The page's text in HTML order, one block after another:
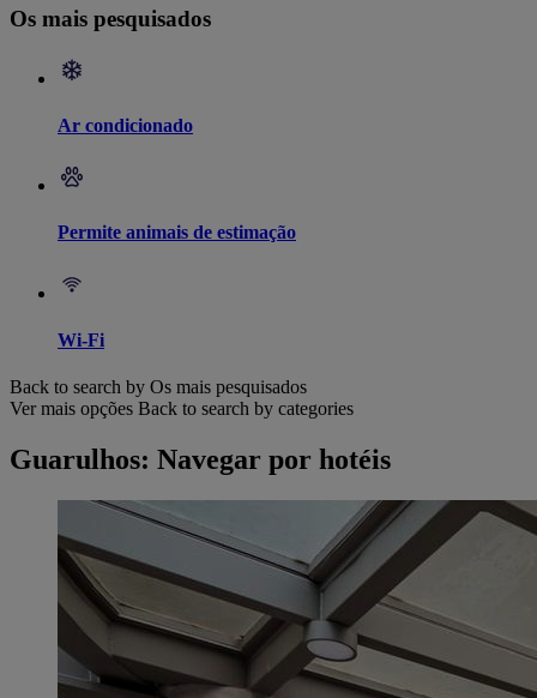
Os mais pesquisados
Ar condicionado
Permite animais de estimação
Wi-Fi
Back to search by Os mais pesquisados
Ver mais opções Back to search by categories
Guarulhos: Navegar por hotéis